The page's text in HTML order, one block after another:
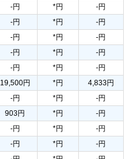
-円 *円
-円
-円 *円
-円
-円 *円
-円
-円 *円
-円
-円 *円
-円
19,500円 *円
4,833円
-円 *円
-円
903円 *円
-円
-円 *円
-円
-円 *円
-円